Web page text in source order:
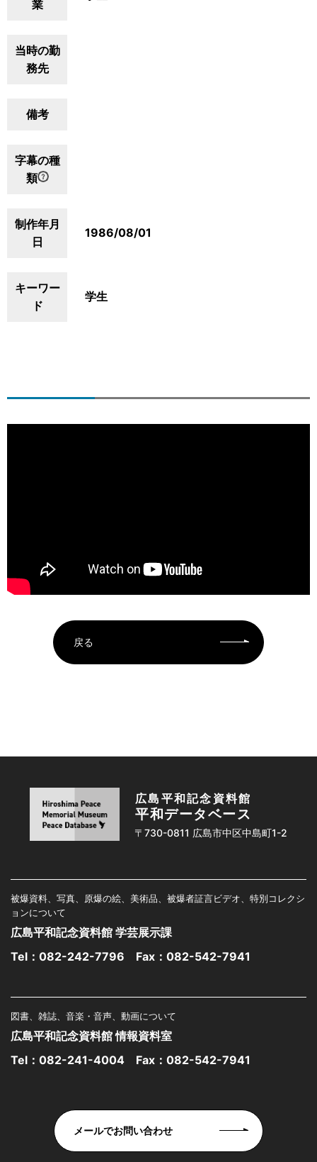
業
当時の勤
務先
備考
字幕の種
類
制作年月
日
1986/08/01
キーワー
ド
学生
戻る
広島平和記念資料館
平和データベース
〒730-0811 広島市中区中島町1-2
被爆資料、写真、原爆の絵、美術品、被爆者証言ビデオ、特別コレクシ
ョンについて
広島平和記念資料館 学芸展示課
Tel： 082-242-7796 Fax：082-542-7941
図書、雑誌、音楽・音声、動画について
広島平和記念資料館 情報資料室
Tel： 082-241-4004 Fax：082-542-7941
メールでお問い合わせ